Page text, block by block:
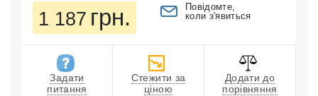
1 187 грн.
Повідомте,
коли з'явиться
Задати
питання
Стежити за
ціною
Додати до
порівняння